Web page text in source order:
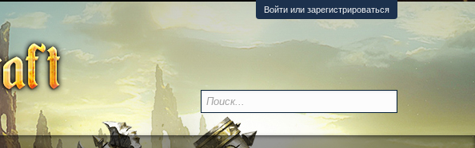
Войти или зарегистрироваться